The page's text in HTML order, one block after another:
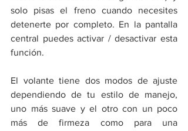
solo pisas el freno cuando necesites
detenerte por completo. En la pantalla
central puedes activar / desactivar esta
función.
El volante tiene dos modos de ajuste
dependiendo de tu estilo de manejo,
uno más suave y el otro con un poco
más de firmeza como para una